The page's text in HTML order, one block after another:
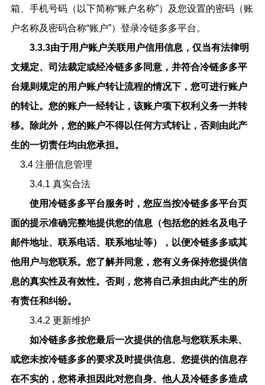
箱、手机号码（以下简称“账户名称”）及您设置的密码（账
户名称及密码合称“账户”）登录冷链多多平台。
3.3.3由于用户账户关联用户信用信息，仅当有法律明
文规定、司法裁定或经冷链多多同意，并符合冷链多多平
台规则规定的用户账户转让流程的情况下，您可进行账户
的转让。您的账户一经转让，该账户项下权利义务一并转
移。除此外，您的账户不得以任何方式转让，否则由此产
生的一切责任均由您承担。
3.4 注册信息管理
3.4.1 真实合法
使用冷链多多平台服务时，您应当按冷链多多平台页
面的提示准确完整地提供您的信息（包括您的姓名及电子
邮件地址、联系电话、联系地址等），以便冷链多多或其
他用户与您联系。您了解并同意，您有义务保持您提供信
息的真实性及有效性。否则，您将自己承担由此产生的所
有责任和纠纷。
3.4.2 更新维护
如冷链多多按您最后一次提供的信息与您联系未果、
或您未按冷链多多的要求及时提供信息、您提供的信息存
在不实的，您将承担因此对您自身、他人及冷链多多造成